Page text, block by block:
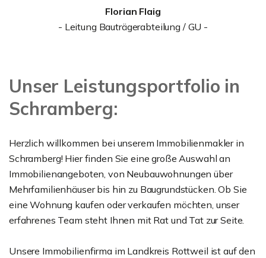
Florian Flaig
- Leitung Bauträgerabteilung / GU -
Unser Leistungsportfolio in
Schramberg:
Herzlich willkommen bei unserem Immobilienmakler in
Schramberg! Hier finden Sie eine große Auswahl an
Immobilienangeboten, von Neubauwohnungen über
Mehrfamilienhäuser bis hin zu Baugrundstücken. Ob Sie
eine Wohnung kaufen oder verkaufen möchten, unser
erfahrenes Team steht Ihnen mit Rat und Tat zur Seite.
Unsere Immobilienfirma im Landkreis Rottweil ist auf den